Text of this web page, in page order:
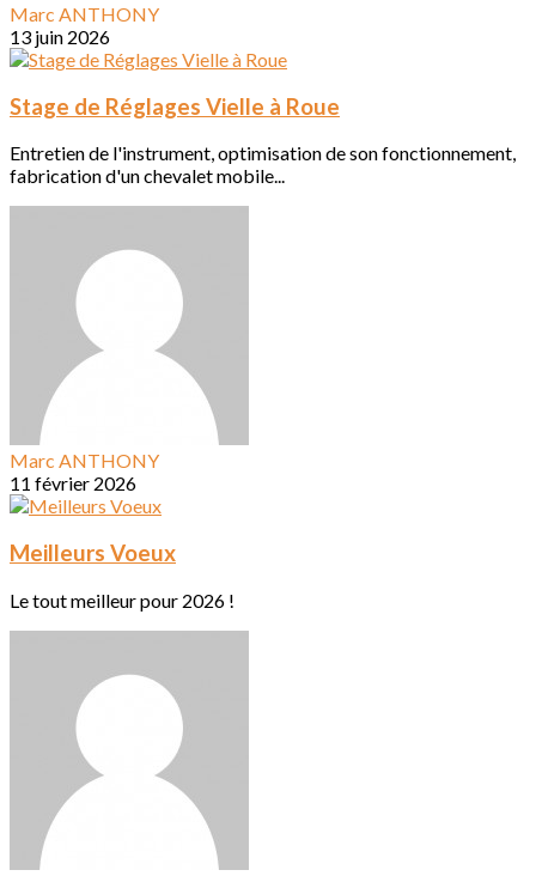
Marc ANTHONY
13 juin 2026
Stage de Réglages Vielle à Roue
Entretien de l'instrument, optimisation de son fonctionnement,
fabrication d'un chevalet mobile...
Marc ANTHONY
11 février 2026
Meilleurs Voeux
Le tout meilleur pour 2026 !